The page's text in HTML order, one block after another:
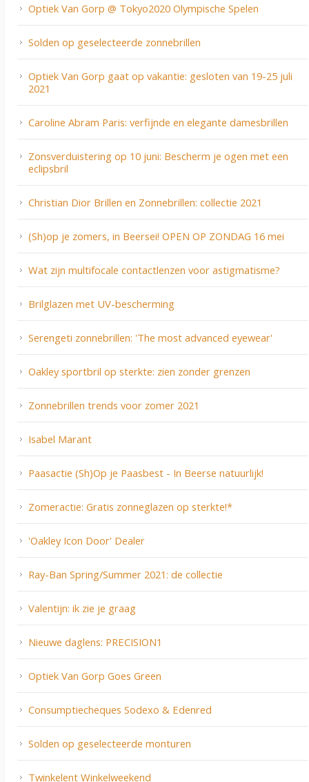
Optiek Van Gorp @ Tokyo2020 Olympische Spelen
Solden op geselecteerde zonnebrillen
Optiek Van Gorp gaat op vakantie: gesloten van 19-25 juli
2021
Caroline Abram Paris: verfijnde en elegante damesbrillen
Zonsverduistering op 10 juni: Bescherm je ogen met een
eclipsbril
Christian Dior Brillen en Zonnebrillen: collectie 2021
(Sh)op je zomers, in Beersei! OPEN OP ZONDAG 16 mei
Wat zijn multifocale contactlenzen voor astigmatisme?
Brilglazen met UV-bescherming
Serengeti zonnebrillen: 'The most advanced eyewear'
Oakley sportbril op sterkte: zien zonder grenzen
Zonnebrillen trends voor zomer 2021
Isabel Marant
Paasactie (Sh)Op je Paasbest - In Beerse natuurlijk!
Zomeractie: Gratis zonneglazen op sterkte!*
'Oakley Icon Door' Dealer
Ray-Ban Spring/Summer 2021: de collectie
Valentijn: ik zie je graag
Nieuwe daglens: PRECISION1
Optiek Van Gorp Goes Green
Consumptiecheques Sodexo & Edenred
Solden op geselecteerde monturen
Twinkelent Winkelweekend